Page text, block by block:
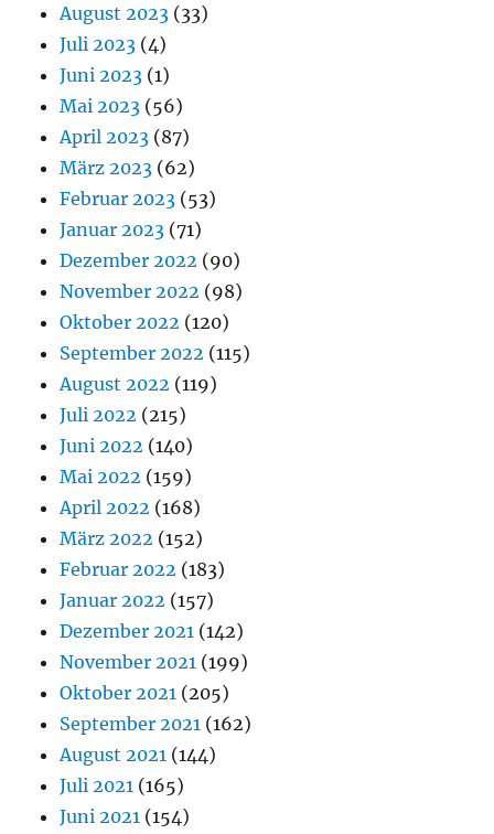
August 2023 (33)
Juli 2023 (4)
Juni 2023 (1)
Mai 2023 (56)
April 2023 (87)
März 2023 (62)
Februar 2023 (53)
Januar 2023 (71)
Dezember 2022 (90)
November 2022 (98)
Oktober 2022 (120)
September 2022 (115)
August 2022 (119)
Juli 2022 (215)
Juni 2022 (140)
Mai 2022 (159)
April 2022 (168)
März 2022 (152)
Februar 2022 (183)
Januar 2022 (157)
Dezember 2021 (142)
November 2021 (199)
Oktober 2021 (205)
September 2021 (162)
August 2021 (144)
Juli 2021 (165)
Juni 2021 (154)